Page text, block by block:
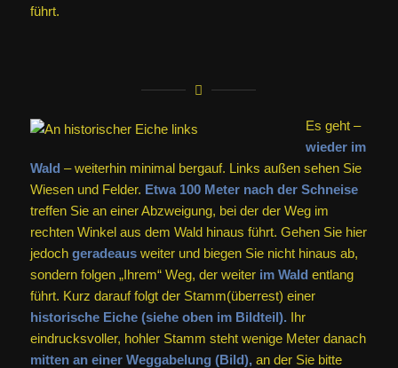
führt.
Es geht –
wieder im
Wald – weiterhin minimal bergauf. Links außen sehen Sie
Wiesen und Felder. Etwa 100 Meter nach der Schneise
treffen Sie an einer Abzweigung, bei der der Weg im
rechten Winkel aus dem Wald hinaus führt. Gehen Sie hier
jedoch geradeausweiter und biegen Sie nicht hinaus ab,
sondern folgen „Ihrem“ Weg, der weiter im Wald entlang
führt. Kurz darauf folgt der Stamm(überrest) einer
historische Eiche (siehe oben im Bildteil). Ihr
eindrucksvoller, hohler Stamm steht wenige Meter danach
mitten an einer Weggabelung (Bild),an der Sie bitte